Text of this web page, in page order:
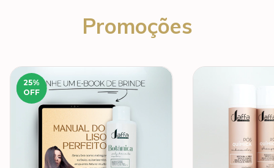
Promoções
25%
OFF